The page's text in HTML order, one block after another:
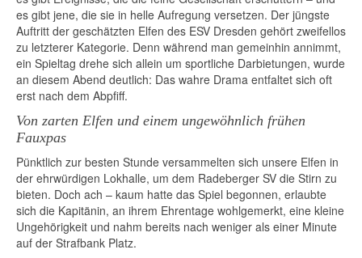
es gibt jene, die sie in helle Aufregung versetzen. Der jüngste
Auftritt der geschätzten Elfen des ESV Dresden gehört zweifellos
zu letzterer Kategorie. Denn während man gemeinhin annimmt,
ein Spieltag drehe sich allein um sportliche Darbietungen, wurde
an diesem Abend deutlich: Das wahre Drama entfaltet sich oft
erst nach dem Abpfiff.
Von zarten Elfen und einem ungewöhnlich frühen
Fauxpas
Pünktlich zur besten Stunde versammelten sich unsere Elfen in
der ehrwürdigen Lokhalle, um dem Radeberger SV die Stirn zu
bieten. Doch ach – kaum hatte das Spiel begonnen, erlaubte
sich die Kapitänin, an ihrem Ehrentage wohlgemerkt, eine kleine
Ungehörigkeit und nahm bereits nach weniger als einer Minute
auf der Strafbank Platz.